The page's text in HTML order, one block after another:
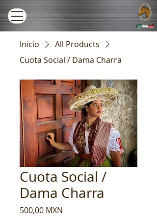
Inicio
All Products
Cuota Social / Dama Charra
Cuota Social /
Dama Charra
500,00 MXN